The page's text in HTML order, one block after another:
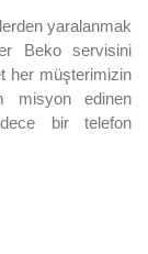
yaralanmak
Beko servisini
her müşterimizin
misyon edinen
bir telefon